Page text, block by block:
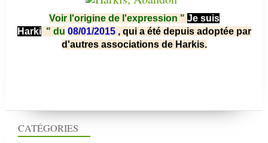
CATÉGORIES
Voir l'origine de l'expression " Je suis
Harki " du 08/01/2015 , qui a été depuis adoptée par
d'autres associations de Harkis.